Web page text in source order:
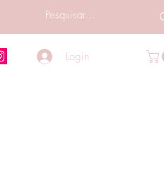
Login